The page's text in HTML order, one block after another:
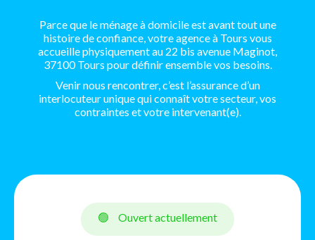
Parce que le ménage à domicile est avant tout une
histoire de confiance, votre agence à Tours vous
accueille physiquement au 22 bis avenue Maginot,
37100 Tours pour définir ensemble vos besoins.
Venir nous rencontrer, c’est l’assurance d’un
interlocuteur unique qui connaît votre secteur, vos
contraintes et votre intervenant(e).
🟢 Ouvert actuellement